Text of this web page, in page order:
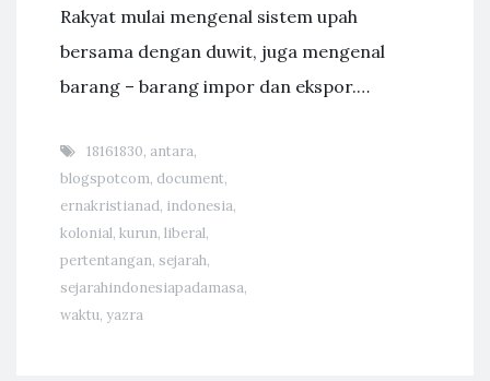
Rakyat mulai mengenal sistem upah
bersama dengan duwit, juga mengenal
barang – barang impor dan ekspor.…
18161830, antara,
blogspotcom, document,
ernakristianad, indonesia,
kolonial, kurun, liberal,
pertentangan, sejarah,
sejarahindonesiapadamasa,
waktu, yazra